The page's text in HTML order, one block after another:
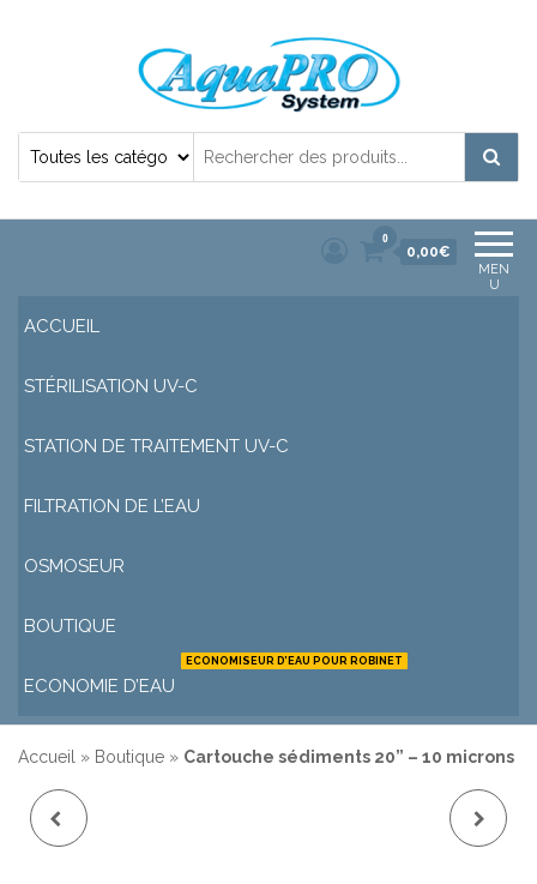
Désinfection Uv de l'eau | Filtration et
MEN
U
0
0,00€
ACCUEIL
STÉRILISATION UV-C
STATION DE TRAITEMENT UV-C
FILTRATION DE L’EAU
OSMOSEUR
BOUTIQUE
ECONOMIE D’EAU
ECONOMISEUR D’EAU POUR ROBINET
Accueil » Boutique » Cartouche sédiments 20” – 10 microns